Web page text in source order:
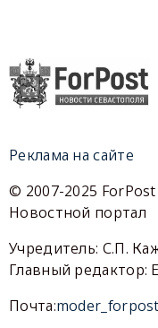
Реклама на сайте
© 2007-2025
Новостной портал
Учредитель: С.П.
Главный редактор:
Почта: